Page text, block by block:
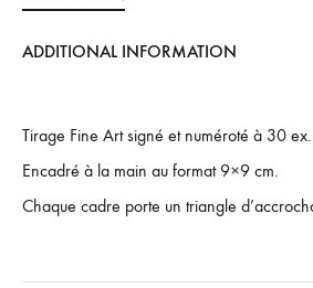
ADDITIONAL INFORMATION
Tirage Fine Art signé et numéroté à 30 ex.
Encadré à la main au format 9×9 cm.
Chaque cadre porte un triangle